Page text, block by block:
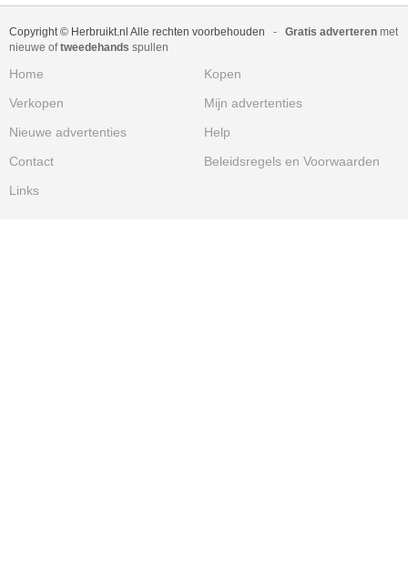
Copyright © Herbruikt.nl Alle rechten voorbehouden - Gratis adverteren met
nieuwe oftweedehands spullen
Home
Kopen
Verkopen
Mijn advertenties
Nieuwe advertenties
Help
Contact
Beleidsregels en Voorwaarden
Links